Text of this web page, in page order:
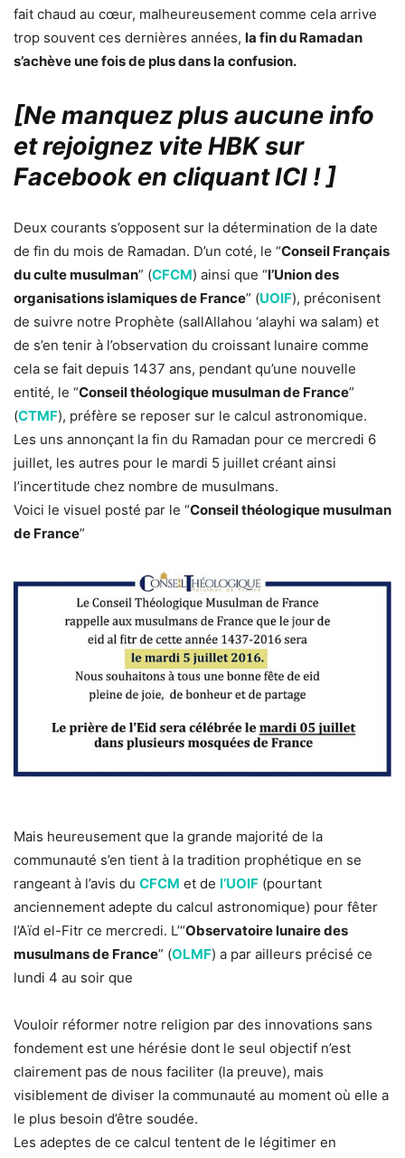
fait chaud au cœur, malheureusement comme cela arrive
trop souvent ces dernières années, la fin du Ramadan
s’achève une fois de plus dans la confusion.
[Ne manquez plus aucune info
et rejoignez vite HBK sur
Facebook en cliquant ICI !]
Deux courants s’opposent sur la détermination de la date
de fin du mois de Ramadan. D’un coté, le “Conseil Français
du culte musulman” (CFCM) ainsi que “l’Union des
organisations islamiques de France” (UOIF), préconisent
de suivre notre Prophète (sallAllahou ‘alayhi wa salam) et
de s’en tenir à l’observation du croissant lunaire comme
cela se fait depuis 1437 ans, pendant qu’une nouvelle
entité, le “Conseil théologique musulman de France”
(CTMF), préfère se reposer sur le calcul astronomique.
Les uns annonçant la fin du Ramadan pour ce mercredi 6
juillet, les autres pour le mardi 5 juillet créant ainsi
l’incertitude chez nombre de musulmans.
Voici le visuel posté par le “Conseil théologique musulman
de France”
Mais heureusement que la grande majorité de la
communauté s’en tient à la tradition prophétique en se
rangeant à l’avis du CFCM et de l’UOIF (pourtant
anciennement adepte du calcul astronomique) pour fêter
l’Aïd el-Fitr ce mercredi. L’“Observatoire lunaire des
musulmans de France” (OLMF) a par ailleurs précisé ce
lundi 4 au soir que
Vouloir réformer notre religion par des innovations sans
fondement est une hérésie dont le seul objectif n’est
clairement pas de nous faciliter (la preuve), mais
visiblement de diviser la communauté au moment où elle a
le plus besoin d’être soudée.
Les adeptes de ce calcul tentent de le légitimer en